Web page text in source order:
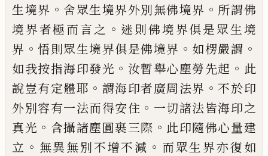
生境界 。 舍眾生境界外別無佛境界 。 所謂佛
境界者極而言之 。 迷則佛境界俱是眾生境
界 。悟則眾生境界俱是佛境界 。 如楞嚴謂 。
如我按指海印發光 。 汝暫舉心塵勞先起 。 此
說豈有定體耶 。 謂海印者廣周法界 。不於印
外別容有一法而得安住 。 一切諸法皆海印之
真光 。 含攝諸塵圓裹三際 。 此印隨佛心量建
立 。 無異無別不增不減 。 而眾生 界亦復如